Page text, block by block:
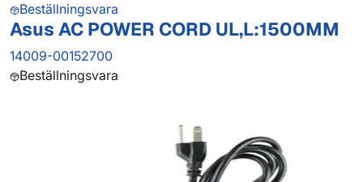
Beställningsvara
Asus AC POWER CORD UL,L:1500MM
14009-00152700
Beställningsvara